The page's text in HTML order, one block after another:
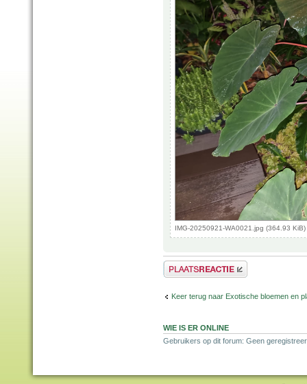
IMG-20250921-WA0021.jpg (364.93
Plaats een reactie
Keer terug naar Exotische bloemen en
WIE IS ER ONLINE
Gebruikers op dit forum: Geen